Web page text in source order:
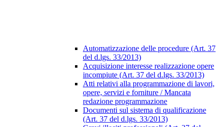
Automatizzazione delle procedure (Art. 37
del d.lgs. 33/2013)
Acquisizione interesse realizzazione opere
incompiute (Art. 37 del d.lgs. 33/2013)
Atti relativi alla programmazione di lavori,
opere, servizi e forniture / Mancata
redazione programmazione
Documenti sul sistema di qualificazione
(Art. 37 del d.lgs. 33/2013)